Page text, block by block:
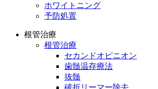
ホワイトニング
予防処置
根管治療
根管治療
セカンドオピニオン
歯髄温存療法
抜髄
破折リーマー除去